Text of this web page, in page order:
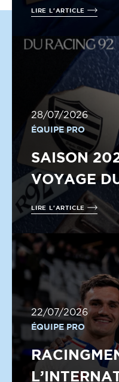
LIRE L'ARTICLE
28/07/2026
ÉQUIPE PRO
SAISON
VOYAGE
LIRE L'ARTICLE
22/07/2026
ÉQUIPE PRO